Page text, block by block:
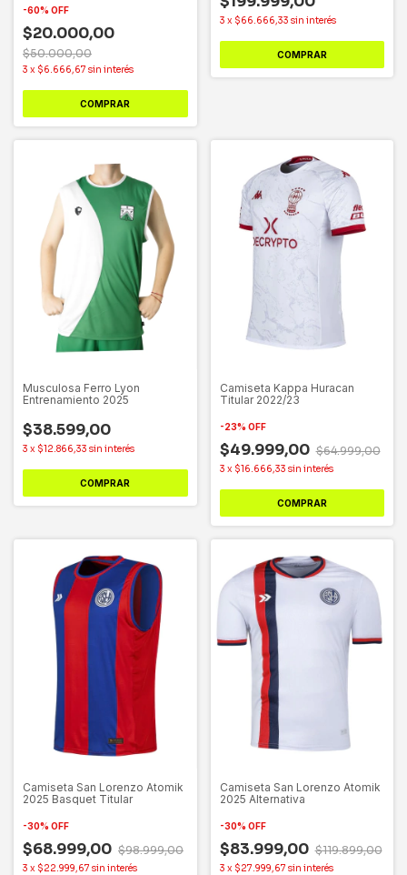
-60% OFF
$20.000,00
$50.000,00
3 x $6.666,67 sin interés
COMPRAR
3 x $66.666,33 sin interés
COMPRAR
Musculosa Ferro Lyon
Entrenamiento 2025
$38.599,00
3 x $12.866,33 sin interés
COMPRAR
Camiseta Kappa Huracan
Titular 2022/23
-23% OFF
$49.999,00 $64.999,00
3 x $16.666,33 sin interés
COMPRAR
Camiseta San Lorenzo Atomik
2025 Basquet Titular
-30% OFF
$68.999,00 $98.999,00
3 x $22.999,67 sin interés
Camiseta San Lorenzo Atomik
2025 Alternativa
-30% OFF
$83.999,00 $119.899,00
3 x $27.999,67 sin interés